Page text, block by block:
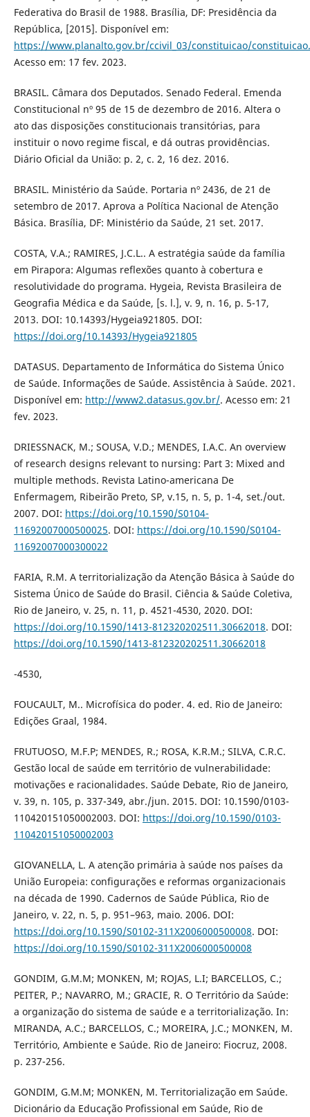
Federativa do Brasil de 1988. Brasília, DF: Presidência da
República, [2015]. Disponível em:
https://www.planalto.gov.br/ccivil_03/constituicao/
Acesso em: 17 fev. 2023.
BRASIL. Câmara dos Deputados. Senado Federal. Emenda
Constitucional nº 95 de 15 de dezembro de 2016. Altera o
ato das disposições constitucionais transitórias, para
instituir o novo regime fiscal, e dá outras providências.
Diário Oficial da União: p. 2, c. 2, 16 dez. 2016.
BRASIL. Ministério da Saúde. Portaria nº 2436, de 21 de
setembro de 2017. Aprova a Política Nacional de Atenção
Básica. Brasília, DF: Ministério da Saúde, 21 set. 2017.
COSTA, V.A.; RAMIRES, J.C.L.. A estratégia saúde da família
em Pirapora: Algumas reflexões quanto à cobertura e
resolutividade do programa. Hygeia, Revista Brasileira de
Geografia Médica e da Saúde, [s. l.], v. 9, n. 16, p. 5-17,
2013. DOI: 10.14393/Hygeia921805. DOI:
https://doi.org/10.14393/Hygeia921805
DATASUS. Departamento de Informática do Sistema Único
de Saúde. Informações de Saúde. Assistência à Saúde. 2021.
Disponível em: http://www2.datasus.gov.br/. Acesso em: 21
fev. 2023.
DRIESSNACK, M.; SOUSA, V.D.; MENDES, I.A.C. An overview
of research designs relevant to nursing: Part 3: Mixed and
multiple methods. Revista Latino-americana De
Enfermagem, Ribeirão Preto, SP, v.15, n. 5, p. 1-4, set./out.
2007. DOI: https://doi.org/10.1590/S0104-
11692007000500025. DOI: https://doi.org/10.1590/S0104-
11692007000300022
FARIA, R.M. A territorialização da Atenção Básica à Saúde do
Sistema Único de Saúde do Brasil. Ciência & Saúde Coletiva,
Rio de Janeiro, v. 25, n. 11, p. 4521-4530, 2020. DOI:
https://doi.org/10.1590/1413-812320202511.30662018. DOI:
https://doi.org/10.1590/1413-812320202511.30662018
-4530,
FOUCAULT, M.. Microfísica do poder. 4. ed. Rio de Janeiro:
Edições Graal, 1984.
FRUTUOSO, M.F.P; MENDES, R.; ROSA, K.R.M.; SILVA, C.R.C.
Gestão local de saúde em território de vulnerabilidade:
motivações e racionalidades. Saúde Debate, Rio de Janeiro,
v. 39, n. 105, p. 337-349, abr./jun. 2015. DOI: 10.1590/0103-
110420151050002003. DOI: https://doi.org/10.1590/0103-
110420151050002003
GIOVANELLA, L. A atenção primária à saúde nos países da
União Europeia: configurações e reformas organizacionais
na década de 1990. Cadernos de Saúde Pública, Rio de
Janeiro, v. 22, n. 5, p. 951–963, maio. 2006. DOI:
https://doi.org/10.1590/S0102-311X2006000500008. DOI:
https://doi.org/10.1590/S0102-311X2006000500008
GONDIM, G.M.M; MONKEN, M; ROJAS, L.I; BARCELLOS, C.;
PEITER, P.; NAVARRO, M.; GRACIE, R. O Território da Saúde:
a organização do sistema de saúde e a territorialização. In:
MIRANDA, A.C.; BARCELLOS, C.; MOREIRA, J.C.; MONKEN, M.
Território, Ambiente e Saúde. Rio de Janeiro: Fiocruz, 2008.
p. 237-256.
GONDIM, G.M.M; MONKEN, M. Territorialização em Saúde.
Dicionário da Educação Profissional em Saúde, Rio de